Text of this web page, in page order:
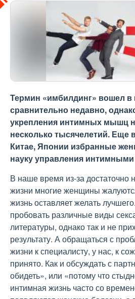
Термин «имбилдинг» вошел в
сравнительно недавно,
укрепления интимных мышц
несколько тысячелетий. Еще
Китае, Японии избранные
науку управления
В наше время из-за достаточно
жизни многие женщины
жизнь оставляет желать
пробовать различные виды
литературы, однако так и не
результату. А обращаться с
жизни к специалисту, у нас, к
принято. Как и обсуждать с
обидеть», или «потому что
интимная жизнь часто со